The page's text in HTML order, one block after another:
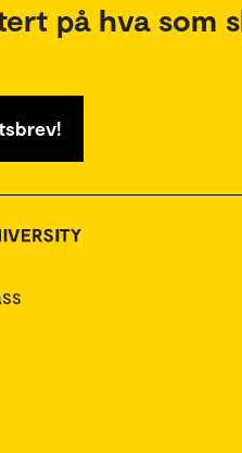
på hva som